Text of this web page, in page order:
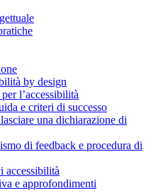
by design
l’accessibilità
e criteri di successo
una dichiarazione di
di feedback e procedura di
accessibilità
e approfondimenti